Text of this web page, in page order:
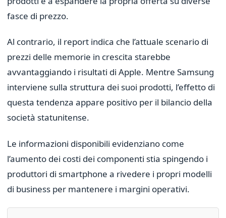
fasce di prezzo.
Al contrario, il report indica che l’attuale scenario di
prezzi delle memorie in crescita starebbe
avvantaggiando i risultati di Apple. Mentre Samsung
interviene sulla struttura dei suoi prodotti, l’effetto di
questa tendenza appare positivo per il bilancio della
società statunitense.
Le informazioni disponibili evidenziano come
l’aumento dei costi dei componenti stia spingendo i
produttori di smartphone a rivedere i propri modelli
di business per mantenere i margini operativi.